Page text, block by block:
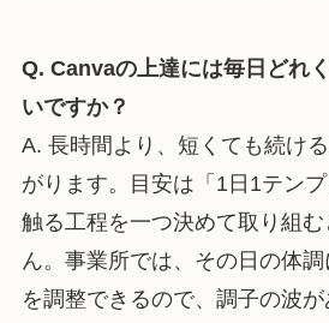
Q. Canvaの上達には毎日どれ
いですか？
A. 長時間より、短くても続け
がります。目安は「1日1テン
触る工程を一つ決めて取り組
ん。事業所では、その日の体
を調整できるので、調子の波